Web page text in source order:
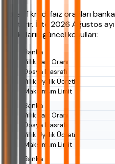
Rotatif kredi faiz oranları
gösterir. İşte 2026 Ağustos
bankaların güncel koşulları: